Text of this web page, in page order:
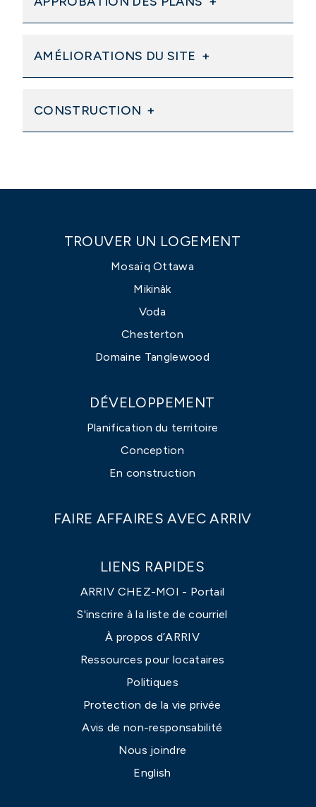
AMÉLIORATIONS DU SITE
CONSTRUCTION
TROUVER UN LOGEMENT
Mosaïq Ottawa
Mikinàk
Voda
Chesterton
Domaine Tanglewood
DÉVELOPPEMENT
Planification du territoire
Conception
En construction
FAIRE AFFAIRES AVEC ARRIV
LIENS RAPIDES
ARRIV CHEZ-MOI - Portail
S'inscrire à la liste de courriel
À propos d’ARRIV
Ressources pour locataires
Politiques
Protection de la vie privée
Avis de non-responsabilité
Nous joindre
English